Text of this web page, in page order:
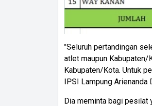
"Seluruh pertandingan
atlet maupun
Kabupaten/Kota. Untuk
IPSI Lampung Arienanda
Dia meminta bagi